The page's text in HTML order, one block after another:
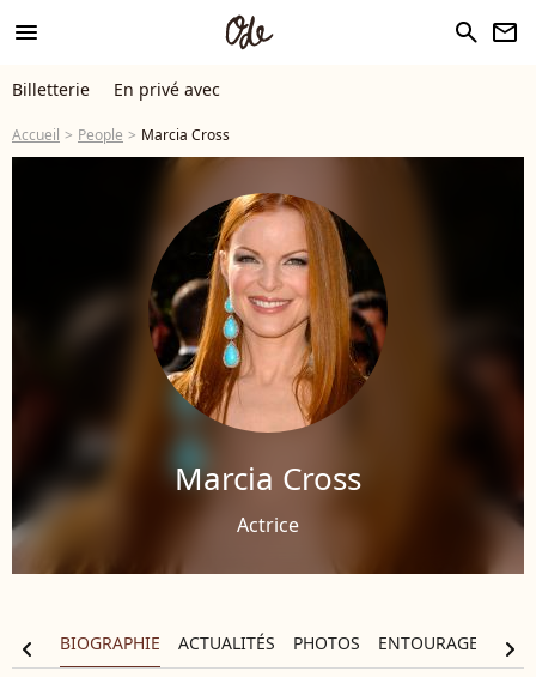
menu search newsletter
Billetterie En privé avec
Accueil People Marcia Cross
Marcia Cross
Actrice
BIOGRAPHIE ACTUALITÉS PHOTOS ENTOURAGE
chevron_left chevron_right